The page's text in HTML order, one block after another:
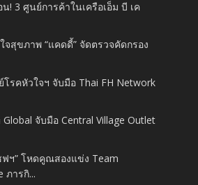
! 3 ศูนย์การค้าในเครือเอ็ม บี เค
จสุขภาพ “แคดดี้” จัดตรวจคัดกรอง
รคหัวใจฯ จับมือ Thai FH Network
จับมือ Central Village Outlet
ฟฯ” โหดคูณสองแข่ง Team
ภารกิ...